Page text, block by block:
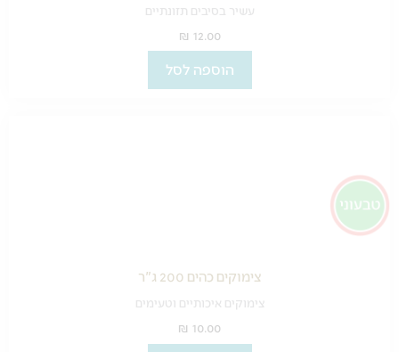
עשיר בסיבים תזונתיים
₪ 12.00
הוספה לסל
צימוקים כהים 200 ג"ר
צימוקים איכותיים וטעימים
₪ 10.00